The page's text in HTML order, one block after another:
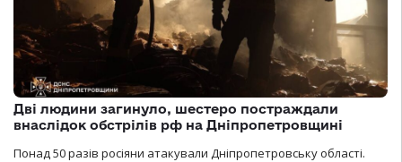
Дві людини загинуло, шестеро постраждали
внаслідок обстрілів рф на Дніпропетровщині
Понад 50 разів росіяни атакували Дніпропетровську області.